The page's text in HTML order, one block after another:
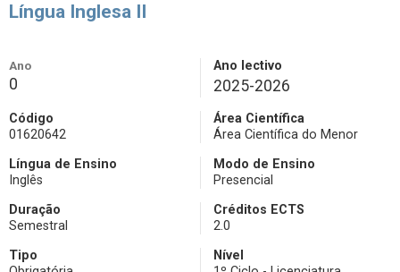
Língua Inglesa II
Ano
0
Ano lectivo
2025-2026
Código
01620642
Área Científica
Área Científica do Menor
Língua de Ensino
Inglês
Modo de Ensino
Presencial
Duração
Semestral
Créditos ECTS
2.0
Tipo
Nível